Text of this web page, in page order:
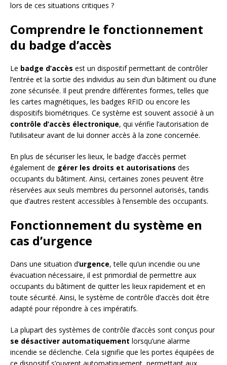
lors de ces situations critiques ?
Comprendre le fonctionnement
du badge d’accès
Le badge d’accès est un dispositif permettant de contrôler
l’entrée et la sortie des individus au sein d’un bâtiment ou d’une
zone sécurisée. Il peut prendre différentes formes, telles que
les cartes magnétiques, les badges RFID ou encore les
dispositifs biométriques. Ce système est souvent associé à un
contrôle d’accès électronique, qui vérifie l’autorisation de
l’utilisateur avant de lui donner accès à la zone concernée.
En plus de sécuriser les lieux, le badge d’accès permet
également de gérer les droits et autorisations des
occupants du bâtiment. Ainsi, certaines zones peuvent être
réservées aux seuls membres du personnel autorisés, tandis
que d’autres restent accessibles à l’ensemble des occupants.
Fonctionnement du système en
cas d’urgence
Dans une situation d’urgence, telle qu’un incendie ou une
évacuation nécessaire, il est primordial de permettre aux
occupants du bâtiment de quitter les lieux rapidement et en
toute sécurité. Ainsi, le système de contrôle d’accès doit être
adapté pour répondre à ces impératifs.
La plupart des systèmes de contrôle d’accès sont conçus pour
se désactiver automatiquement lorsqu’une alarme
incendie se déclenche. Cela signifie que les portes équipées de